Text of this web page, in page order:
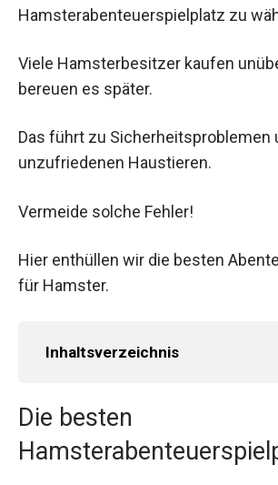
Hamsterabenteuerspielplatz zu
Viele Hamsterbesitzer kaufen
bereuen es später.
Das führt zu Sicherheitsproblemen
unzufriedenen Haustieren.
Vermeide solche Fehler!
Hier enthüllen wir die besten
für Hamster.
Inhaltsverzeichnis
Die besten